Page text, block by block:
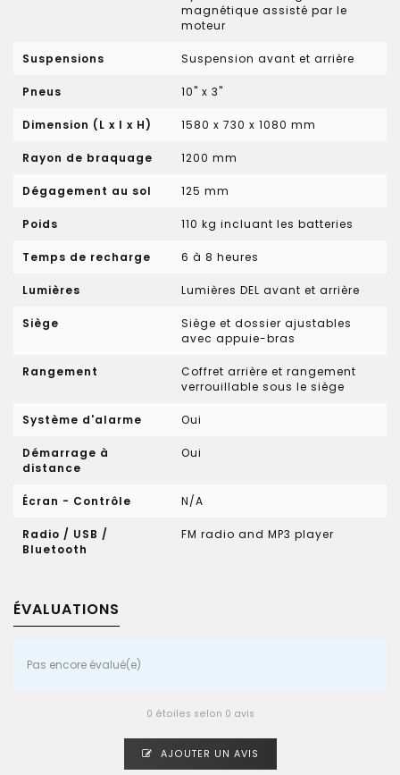
magnétique assisté par le
moteur
Suspensions Suspension avant et arrière
Pneus 10" x 3"
Dimension (L x l x H) 1580 x 730 x 1080 mm
Rayon de braquage 1200 mm
Dégagement au sol 125 mm
Poids 110 kg incluant les batteries
Temps de recharge 6 à 8 heures
Lumières Lumières DEL avant et arrière
Siège
Siège et dossier ajustables
avec appuie-bras
Rangement
Coffret arrière et rangement
verrouillable sous le siège
Système d'alarme Oui
Démarrage à
distance
Oui
Écran - Contrôle N/A
Radio / USB /
Bluetooth
FM radio and MP3 player
ÉVALUATIONS
Pas encore évalué(e)
0 étoiles selon 0 avis
AJOUTER UN AVIS